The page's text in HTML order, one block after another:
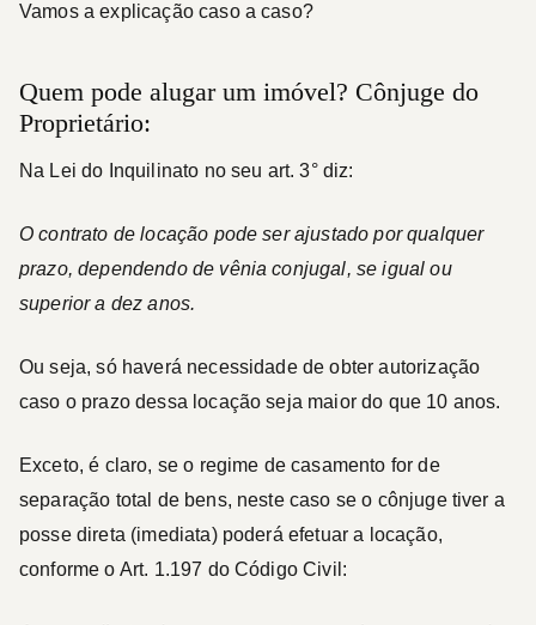
Vamos a explicação caso a caso?
Quem pode alugar um imóvel? Cônjuge do
Proprietário:
Na Lei do Inquilinato no seu art. 3° diz:
O contrato de locação pode ser ajustado por qualquer
prazo, dependendo de vênia conjugal, se igual ou
superior a dez anos.
Ou seja, só haverá necessidade de obter autorização
caso o prazo dessa locação seja maior do que 10 anos.
Exceto, é claro, se o regime de casamento for de
separação total de bens, neste caso se o cônjuge tiver a
posse direta (imediata) poderá efetuar a locação,
conforme o Art. 1.197 do Código Civil: